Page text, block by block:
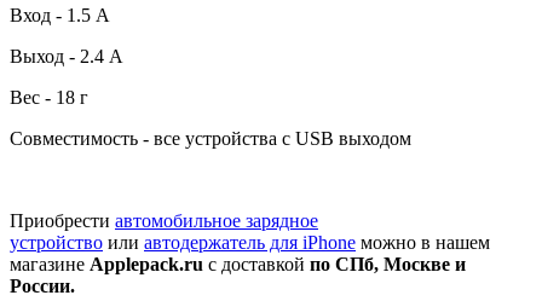
Вход - 1.5 А
Выход - 2.4 А
Вес - 18 г
Совместимость - все устройства с USB выходом
Приобрести автомобильное зарядное
устройство или автодержатель для iPhone можно в нашем
магазине Applepack.ru с доставкой по СПб, Москве и
России.